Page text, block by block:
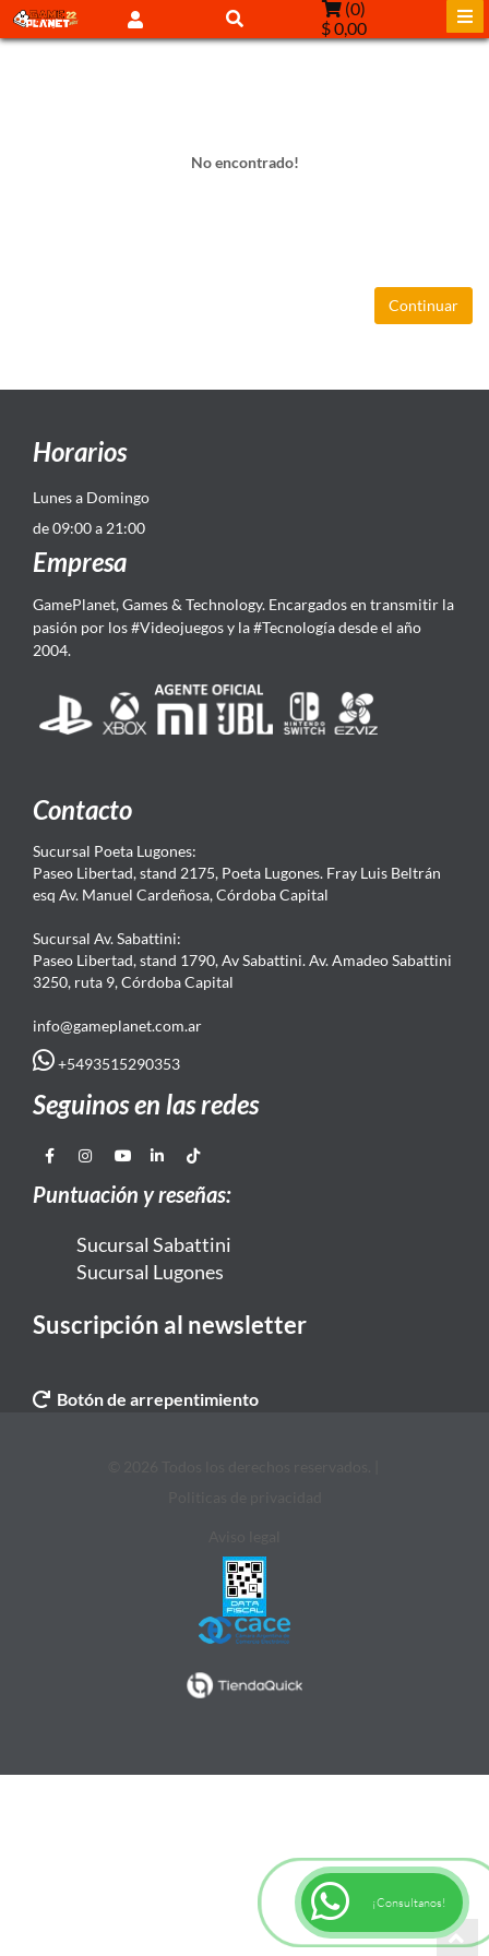
(0)
$ 0,00
No encontrado!
Continuar
Horarios
Lunes a Domingo
de 09:00 a 21:00
Empresa
GamePlanet, Games & Technology. Encargados en transmitir la
pasión por los #Videojuegos y la #Tecnología desde el año
2004.
Contacto
Sucursal Poeta Lugones:
Paseo Libertad, stand 2175, Poeta Lugones. Fray Luis Beltrán
esq Av. Manuel Cardeñosa, Córdoba Capital
Sucursal Av. Sabattini:
Paseo Libertad, stand 1790, Av Sabattini. Av. Amadeo Sabattini
3250, ruta 9, Córdoba Capital
info@gameplanet.com.ar
+5493515290353
Seguinos en las redes
Puntuación y reseñas:
Sucursal Sabattini
Sucursal Lugones
Suscripción al newsletter
Botón de arrepentimiento
¡Consultanos!